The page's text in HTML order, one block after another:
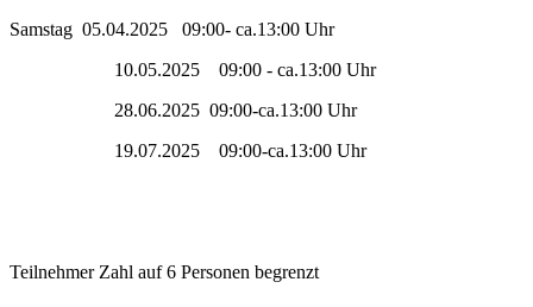
Samstag 05.04.2025 09:00- ca.13:00 Uhr
10.05.2025 09:00 - ca.13:00 Uhr
28.06.2025 09:00-ca.13:00 Uhr
19.07.2025 09:00-ca.13:00 Uhr
Teilnehmer Zahl auf 6 Personen begrenzt